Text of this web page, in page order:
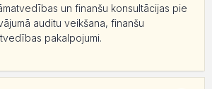
un finanšu konsultācijas pie
auditu veikšana, finanšu
pakalpojumi.